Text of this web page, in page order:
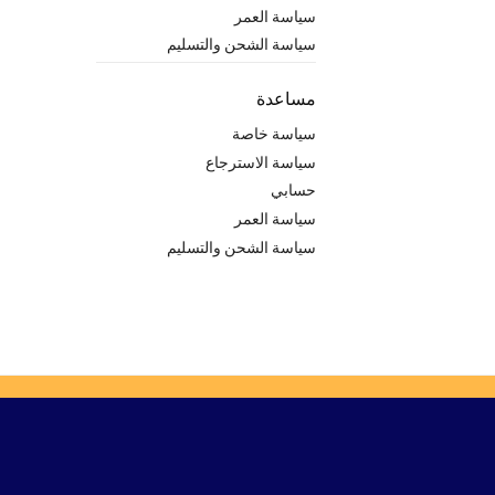
سياسة العمر
سياسة الشحن والتسليم
مساعدة
سياسة خاصة
سياسة الاسترجاع
حسابي
سياسة العمر
سياسة الشحن والتسليم